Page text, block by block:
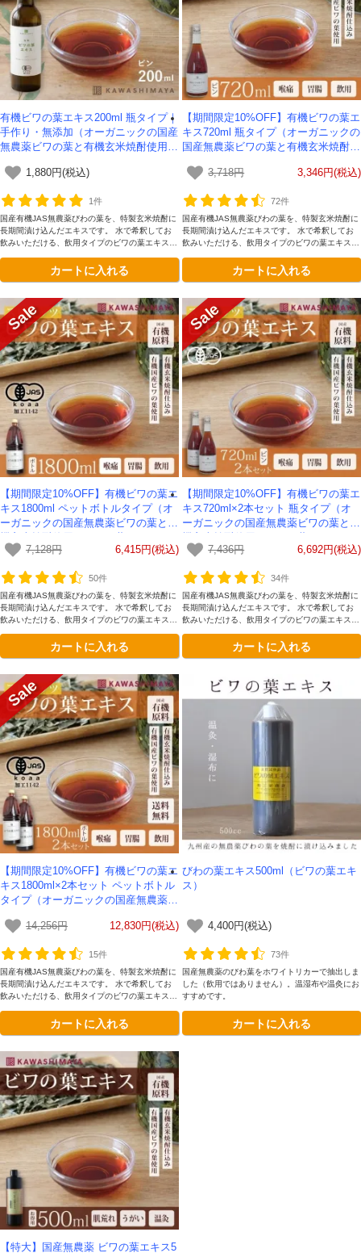
有機ビワの葉エキス200ml 瓶タイプ｜
手作り・無添加（オーガニックの国産
無農薬ビワの葉と有機玄米焼酎使用の
1,880円(税込)
1件
国産有機JAS無農薬びわの葉を、特製玄米焼酎に
長期間漬け込んだエキスです。 水で希釈してお
飲みいただける、飲用タイプのビワの葉エキスで
カートに入れる
【期間限定10%OFF】有機ビワの葉エ
キス720ml 瓶タイプ（オーガニックの
国産無農薬ビワの葉と有機玄米焼酎使
【送料無料】*期間限定送料無料
3,718円 3,346円(税込)
72件
国産有機JAS無農薬びわの葉を、特製玄米焼酎に
長期間漬け込んだエキスです。 水で希釈してお
飲みいただける、飲用タイプのビワの葉エキスで
カートに入れる
【期間限定10%OFF】有機ビワの葉エ
キス1800ml ペットボトルタイプ（オ
ーガニックの国産無農薬ビワの葉と有
かわしま屋-
7,128円 6,415円(税込)
50件
国産有機JAS無農薬びわの葉を、特製玄米焼酎に
長期間漬け込んだエキスです。 水で希釈してお
飲みいただける、飲用タイプのビワの葉エキスで
カートに入れる
【期間限定10%OFF】有機ビワの葉エ
キス720ml×2本セット 瓶タイプ（オ
ーガニックの国産無農薬ビワの葉と有
かわしま屋-
7,436円 6,692円(税込)
34件
国産有機JAS無農薬びわの葉を、特製玄米焼酎に
長期間漬け込んだエキスです。 水で希釈してお
飲みいただける、飲用タイプのビワの葉エキスで
カートに入れる
【期間限定10%OFF】有機ビワの葉エ
キス1800ml×2本セット ペットボトル
タイプ（オーガニックの国産無農薬ビ
エキス）-かわしま屋-【送料無料】
14,256円 12,830円(税込)
15件
国産有機JAS無農薬びわの葉を、特製玄米焼酎に
長期間漬け込んだエキスです。 水で希釈してお
飲みいただける、飲用タイプのビワの葉エキスで
カートに入れる
びわの葉エキス500ml（ビワの葉エキ
ス）
4,400円(税込)
73件
国産無農薬のびわ葉をホワイトリカーで抽出しま
した（飲用ではありません）。温湿布や温灸にお
すすめです。
カートに入れる
【特大】国産無農薬 ビワの葉エキス5